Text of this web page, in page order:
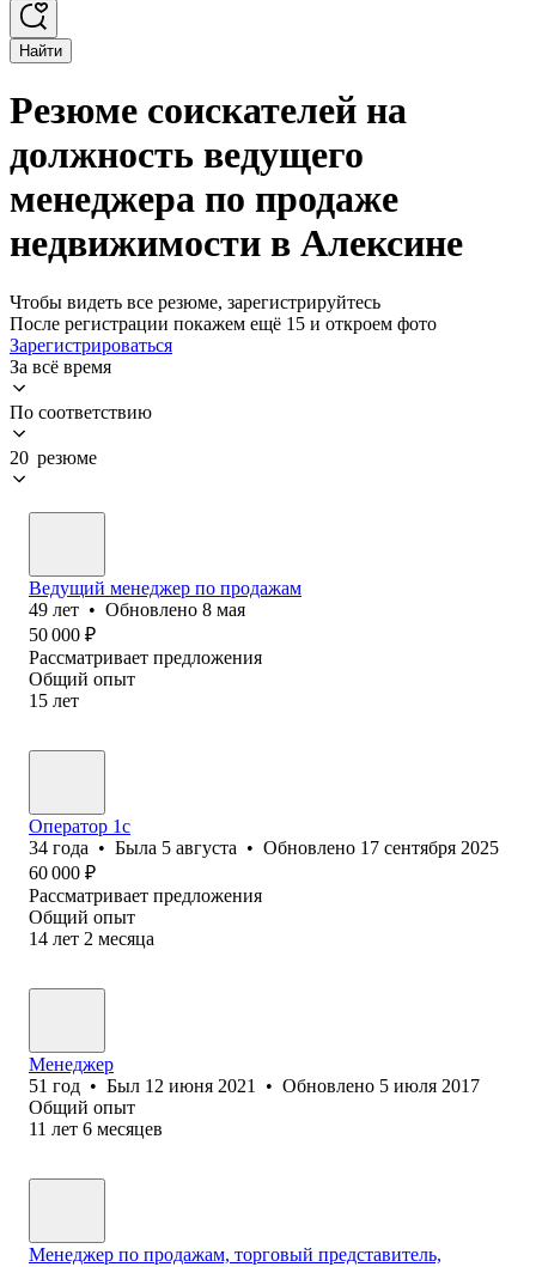
Найти
Резюме соискателей на
должность ведущего
менеджера по продаже
недвижимости в Алексине
Чтобы видеть все резюме, зарегистрируйтесь
После регистрации покажем ещё 15 и откроем фото
Зарегистрироваться
За всё время
По соответствию
20 резюме
Ведущий менеджер по продажам
49 лет • Обновлено 8 мая
50 000 ₽
Рассматривает предложения
Общий опыт
15 лет
Оператор 1с
34 года • Была 5 августа • Обновлено 17 сентября 2025
60 000 ₽
Рассматривает предложения
Общий опыт
14 лет 2 месяца
Менеджер
51 год • Был 12 июня 2021 • Обновлено 5 июля 2017
Общий опыт
11 лет 6 месяцев
Менеджер по продажам, торговый представитель,